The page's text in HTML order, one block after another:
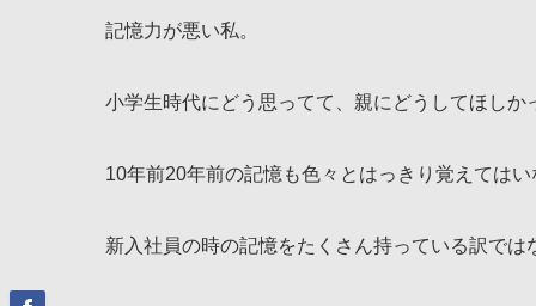
記憶力が悪い私。
小学生時代にどう思ってて、親にどうしてほしか
10年前20年前の記憶も色々とはっきり覚えてはい
新入社員の時の記憶をたくさん持っている訳では